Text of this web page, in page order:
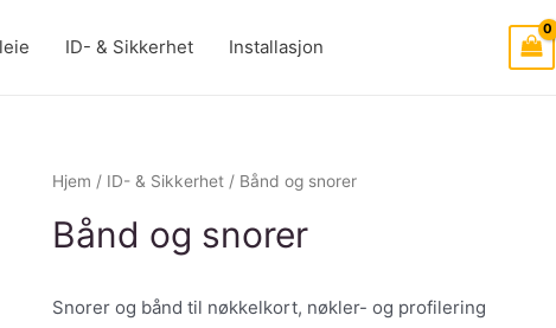
ID- & Sikkerhet Installasjon
Hjem / ID- & Sikkerhet / Bånd og snorer
Bånd og snorer
Snorer og bånd til nøkkelkort, nøkler- og profilering